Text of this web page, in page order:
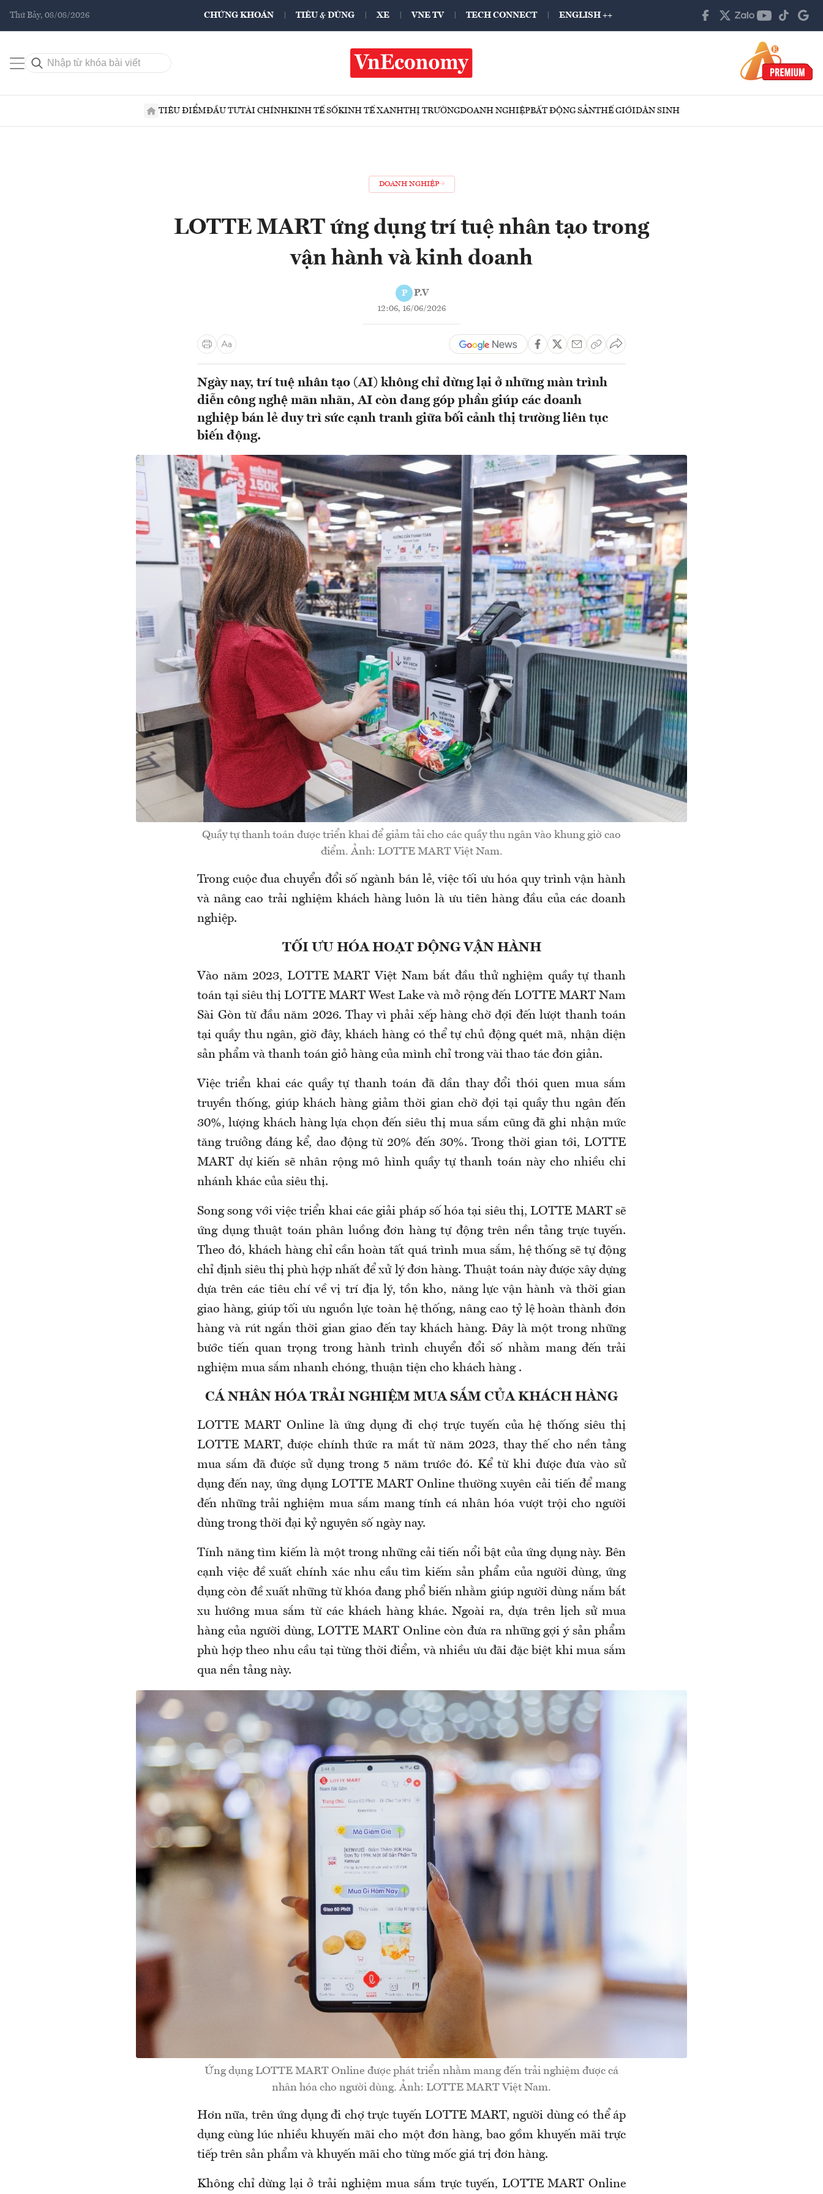
Thứ Bảy, 08/08/2026 CHỨNG KHOÁN TIÊU & DÙNG XE VNE TV TECH CONNECT ENGLISH ++
TIÊU ĐIỂMĐẦU TƯTÀI CHÍNHKINH TẾ SỐKINH TẾ XANHTHỊ TRƯỜNGDOANH NGHIỆPBẤT ĐỘNG SẢNTHẾ GIỚIDÂN SINH
DOANH NGHIỆP
LOTTE MART ứng dụng trí tuệ nhân tạo trong
vận hành và kinh doanh
P P.V
12:06, 16/06/2026
Ngày nay, trí tuệ nhân tạo (AI) không chỉ dừng lại ở những màn trình
diễn công nghệ mãn nhãn, AI còn đang góp phần giúp các doanh
nghiệp bán lẻ duy trì sức cạnh tranh giữa bối cảnh thị trường liên tục
biến động.
Quầy tự thanh toán được triển khai để giảm tải cho các quầy thu ngân vào khung giờ cao
điểm. Ảnh: LOTTE MART Việt Nam.
Trong cuộc đua chuyển đổi số ngành bán lẻ, việc tối ưu hóa quy trình vận hành
và nâng cao trải nghiệm khách hàng luôn là ưu tiên hàng đầu của các doanh
nghiệp.
TỐI ƯU HÓA HOẠT ĐỘNG VẬN HÀNH
Vào năm 2023, LOTTE MART Việt Nam bắt đầu thử nghiệm quầy tự thanh
toán tại siêu thị LOTTE MART West Lake và mở rộng đến LOTTE MART Nam
Sài Gòn từ đầu năm 2026. Thay vì phải xếp hàng chờ đợi đến lượt thanh toán
tại quầy thu ngân, giờ đây, khách hàng có thể tự chủ động quét mã, nhận diện
sản phẩm và thanh toán giỏ hàng của mình chỉ trong vài thao tác đơn giản.
Việc triển khai các quầy tự thanh toán đã dần thay đổi thói quen mua sắm
truyền thống, giúp khách hàng giảm thời gian chờ đợi tại quầy thu ngân đến
30%, lượng khách hàng lựa chọn đến siêu thị mua sắm cũng đã ghi nhận mức
tăng trưởng đáng kể, dao động từ 20% đến 30%. Trong thời gian tới, LOTTE
MART dự kiến sẽ nhân rộng mô hình quầy tự thanh toán này cho nhiều chi
nhánh khác của siêu thị.
Song song với việc triển khai các giải pháp số hóa tại siêu thị, LOTTE MART sẽ
ứng dụng thuật toán phân luồng đơn hàng tự động trên nền tảng trực tuyến.
Theo đó, khách hàng chỉ cần hoàn tất quá trình mua sắm, hệ thống sẽ tự động
chỉ định siêu thị phù hợp nhất để xử lý đơn hàng. Thuật toán này được xây dựng
dựa trên các tiêu chí về vị trí địa lý, tồn kho, năng lực vận hành và thời gian
giao hàng, giúp tối ưu nguồn lực toàn hệ thống, nâng cao tỷ lệ hoàn thành đơn
hàng và rút ngắn thời gian giao đến tay khách hàng. Đây là một trong những
bước tiến quan trọng trong hành trình chuyển đổi số nhằm mang đến trải
nghiệm mua sắm nhanh chóng, thuận tiện cho khách hàng .
CÁ NHÂN HÓA TRẢI NGHIỆM MUA SẮM CỦA KHÁCH HÀNG
LOTTE MART Online là ứng dụng đi chợ trực tuyến của hệ thống siêu thị
LOTTE MART, được chính thức ra mắt từ năm 2023, thay thế cho nền tảng
mua sắm đã được sử dụng trong 5 năm trước đó. Kể từ khi được đưa vào sử
dụng đến nay, ứng dụng LOTTE MART Online thường xuyên cải tiến để mang
đến những trải nghiệm mua sắm mang tính cá nhân hóa vượt trội cho người
dùng trong thời đại kỷ nguyên số ngày nay.
Tính năng tìm kiếm là một trong những cải tiến nổi bật của ứng dụng này. Bên
cạnh việc đề xuất chính xác nhu cầu tìm kiếm sản phẩm của người dùng, ứng
dụng còn đề xuất những từ khóa đang phổ biến nhằm giúp người dùng nắm bắt
xu hướng mua sắm từ các khách hàng khác. Ngoài ra, dựa trên lịch sử mua
hàng của người dùng, LOTTE MART Online còn đưa ra những gợi ý sản phẩm
phù hợp theo nhu cầu tại từng thời điểm, và nhiều ưu đãi đặc biệt khi mua sắm
qua nền tảng này.
Ứng dụng LOTTE MART Online được phát triển nhằm mang đến trải nghiệm được cá
nhân hóa cho người dùng. Ảnh: LOTTE MART Việt Nam.
Hơn nữa, trên ứng dụng đi chợ trực tuyến LOTTE MART, người dùng có thể áp
dụng cùng lúc nhiều khuyến mãi cho một đơn hàng, bao gồm khuyến mãi trực
tiếp trên sản phẩm và khuyến mãi cho từng mốc giá trị đơn hàng.
Không chỉ dừng lại ở trải nghiệm mua sắm trực tuyến, LOTTE MART Online